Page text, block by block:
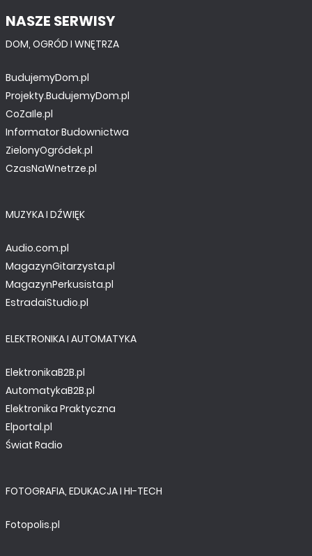
NASZE SERWISY
DOM, OGRÓD I WNĘTRZA
BudujemyDom.pl
Projekty.BudujemyDom.pl
CoZaIle.pl
Informator Budownictwa
ZielonyOgródek.pl
CzasNaWnetrze.pl
MUZYKA I DŹWIĘK
Audio.com.pl
MagazynGitarzysta.pl
MagazynPerkusista.pl
EstradaiStudio.pl
ELEKTRONIKA I AUTOMATYKA
ElektronikaB2B.pl
AutomatykaB2B.pl
Elektronika Praktyczna
Elportal.pl
Świat Radio
FOTOGRAFIA, EDUKACJA I HI-TECH
Fotopolis.pl